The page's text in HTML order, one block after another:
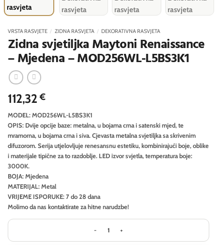
VRSTA RASVJETE / ZIDNA RASVJETA / DEKORATIVNA RASVJETA
Zidna svjetiljka Maytoni Renaissance
– Mjedena – MOD256WL-L5BS3K1
112,32€
MODEL: MOD256WL-L5BS3K1
OPIS: Dvije opcije baze: metalna, u bojama crna i satenski mjed, te
mramorna, u bojama crna i siva. Cjevasta metalna svjetiljka sa skrivenim
difuzorom. Serija utjelovljuje renesansnu estetiku, kombinirajući boje, oblike
i materijale tipične za to razdoblje. LED izvor svjetla, temperatura boje:
3000K.
BOJA: Mjedena
MATERIJAL: Metal
VRIJEME ISPORUKE: 7 do 28 dana
Molimo da nas kontaktirate za hitne narudzbe!
Zidna svjetiljka Maytoni Renaissance